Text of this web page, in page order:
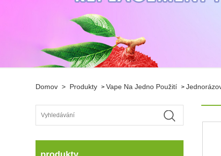
Domov > Produkty > Vape Na Jedno Použití >